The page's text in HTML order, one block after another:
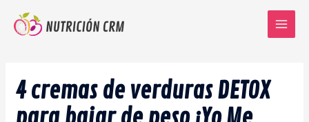
contenido
Main
4 cremas de verduras DETOX